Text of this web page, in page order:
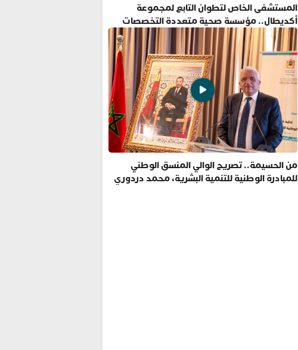
المستشفى الخاص لتطوان التابع لمجموعة
أكديطال.. مؤسسة صحية متعددة التخصصات
تلتزم بأفضل المعايير الدولية
من الحسيمة.. تصريح الوالي المنسق الوطني
للمبادرة الوطنية للتنمية البشرية، محمد دردوري